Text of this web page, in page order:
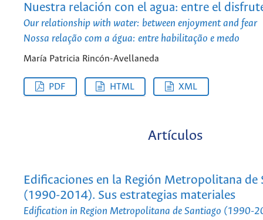
Nuestra relación con el agua: entre el
Our relationship with water: between enjoyment and fear
Nossa relação com a água: entre habilitação e medo
María Patricia Rincón-Avellaneda
PDF HTML XML
Artículos
Edificaciones en la Región Metropolitana de
(1990-2014). Sus estrategias materiales
Edification in Region Metropolitana de Santiago (1990-